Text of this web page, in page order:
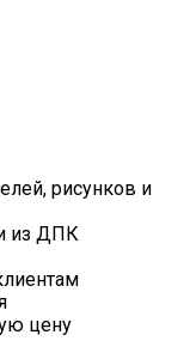
рисунков и
из ДПК
цену